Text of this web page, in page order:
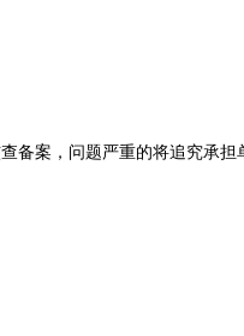
备案，问题严重的将追究承担